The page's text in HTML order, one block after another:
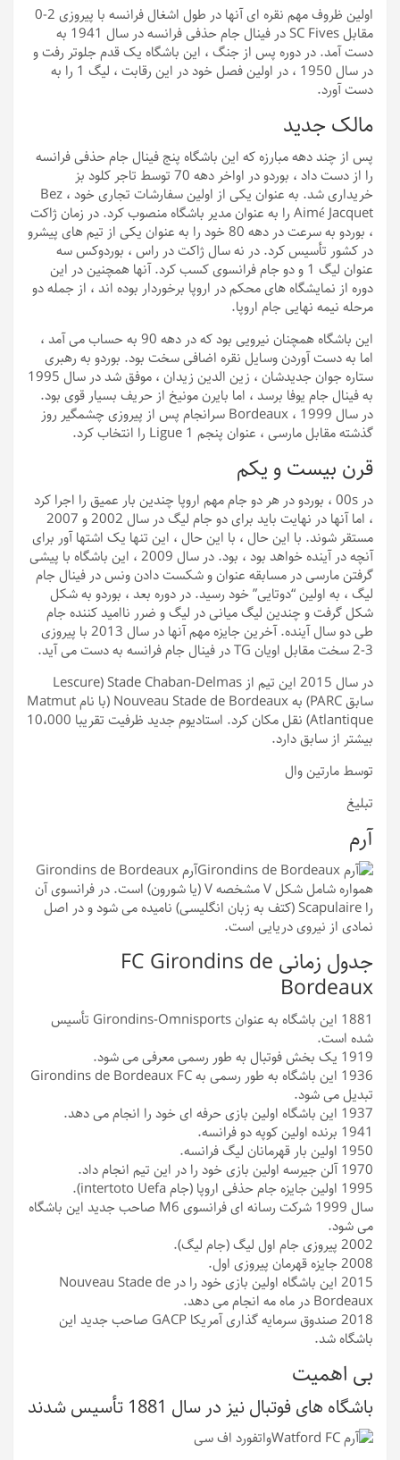
اولین ظروف مهم نقره ای آنها در طول اشغال فرانسه با پیروزی 2-0
مقابل SC Fives در فینال جام حذفی فرانسه در سال 1941 به
دست آمد. در دوره پس از جنگ ، این باشگاه یک قدم جلوتر رفت و
در سال 1950 ، در اولین فصل خود در این رقابت ، لیگ 1 را به
دست آورد.
مالک جدید
پس از چند دهه مبارزه که این باشگاه پنج فینال جام حذفی فرانسه
را از دست داد ، بوردو در اواخر دهه 70 توسط تاجر کلود بز
خریداری شد. به عنوان یکی از اولین سفارشات تجاری خود ، Bez
Aimé Jacquet را به عنوان مدیر باشگاه منصوب کرد. در زمان ژاکت
، بوردو به سرعت در دهه 80 خود را به عنوان یکی از تیم های پیشرو
در کشور تأسیس کرد. در نه سال ژاکت در راس ، بوردوکس سه
عنوان لیگ 1 و دو جام فرانسوی کسب کرد. آنها همچنین در این
دوره از نمایشگاه های محکم در اروپا برخوردار بوده اند ، از جمله دو
مرحله نیمه نهایی جام اروپا.
این باشگاه همچنان نیرویی بود که در دهه 90 به حساب می آمد ،
اما به دست آوردن وسایل نقره اضافی سخت بود. بوردو به رهبری
ستاره جوان جدیدشان ، زین الدین زیدان ، موفق شد در سال 1995
به فینال جام یوفا برسد ، اما بایرن مونیخ از حریف بسیار قوی بود.
در سال 1999 ، Bordeaux سرانجام پس از پیروزی چشمگیر روز
گذشته مقابل مارسی ، عنوان پنجم Ligue 1 را انتخاب کرد.
قرن بیست و یکم
در 00s ، بوردو در هر دو جام مهم اروپا چندین بار عمیق را اجرا کرد
، اما آنها در نهایت باید برای دو جام لیگ در سال 2002 و 2007
مستقر شوند. با این حال ، با این حال ، این تنها یک اشتها آور برای
آنچه در آینده خواهد بود ، بود. در سال 2009 ، این باشگاه با پیشی
گرفتن مارسی در مسابقه عنوان و شکست دادن ونس در فینال جام
لیگ ، به اولین “دوتایی” خود رسید. در دوره بعد ، بوردو به شکل
شکل گرفت و چندین لیگ میانی در لیگ و ضرر ناامید کننده جام
طی دو سال آینده. آخرین جایزه مهم آنها در سال 2013 با پیروزی
3-2 سخت مقابل اویان TG در فینال جام فرانسه به دست می آید.
در سال 2015 این تیم از Stade Chaban-Delmas (Lescure
سابق PARC) به Nouveau Stade de Bordeaux (با نام Matmut
Atlantique) نقل مکان کرد. استادیوم جدید ظرفیت تقریبا 10،000
بیشتر از سابق دارد.
توسط مارتین وال
تبلیغ
آرم
آرم Girondins de Bordeaux
همواره شامل شکل V مشخصه V (یا شورون) است. در فرانسوی آن
را Scapulaire (کتف به زبان انگلیسی) نامیده می شود و در اصل
نمادی از نیروی دریایی است.
جدول زمانی FC Girondins de
Bordeaux
1881
این باشگاه به عنوان Girondins-Omnisports تأسیس
شده است.
1919 یک بخش فوتبال به طور رسمی معرفی می شود.
1936
این باشگاه به طور رسمی به Girondins de Bordeaux FC
تبدیل می شود.
1937 این باشگاه اولین بازی حرفه ای خود را انجام می دهد.
1941 برنده اولین کوپه دو فرانسه.
1950 اولین بار قهرمانان لیگ فرانسه.
1970آلن جیرسه اولین بازی خود را در این تیم انجام داد.
1995 اولین جایزه جام حذفی اروپا (جام intertoto Uefa).
سال 1999
شرکت رسانه ای فرانسوی M6 صاحب جدید این باشگاه
می شود.
2002 پیروزی جام اول لیگ (جام لیگ).
2008جایزه قهرمان پیروزی اول.
2015
این باشگاه اولین بازی خود را در Nouveau Stade de
Bordeaux در ماه مه انجام می دهد.
2018
صندوق سرمایه گذاری آمریکا GACP صاحب جدید این
باشگاه شد.
بی اهمیت
باشگاه های فوتبال نیز در سال 1881 تأسیس شدند
واتفورد اف سی